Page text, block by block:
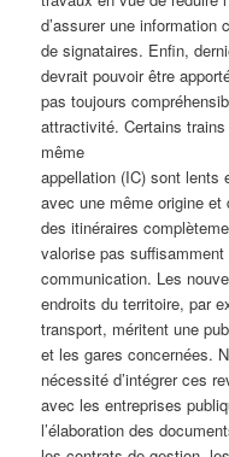
d’assurer une
de signataires. Enfin,
devrait pouvoir être
pas toujours
attractivité. Certains
même
appellation (IC) sont lents
avec une même origine
des itinéraires
valorise pas
communication. Les
endroits du territoire, par
transport, méritent une
et les gares concernées.
nécessité d’intégrer ces
avec les entreprises
l’élaboration des